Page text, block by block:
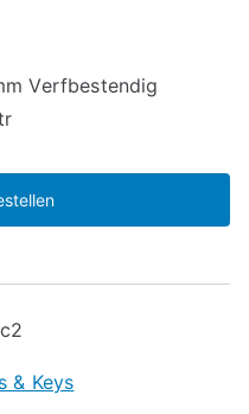
Verfbestendig
& Keys